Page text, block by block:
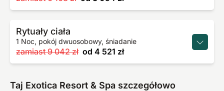
Rytuały ciała
1 Noc, pokój dwuosobowy, śniadanie
zamiast 9 042 zł od 4 521 zł
Taj Exotica Resort & Spa szczegółowo